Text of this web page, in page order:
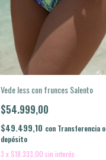
Vede less con frunces Salento
$54.999,00
$49.499,10 con Transferencia o
depósito
3 x $18.333,00 sin interés